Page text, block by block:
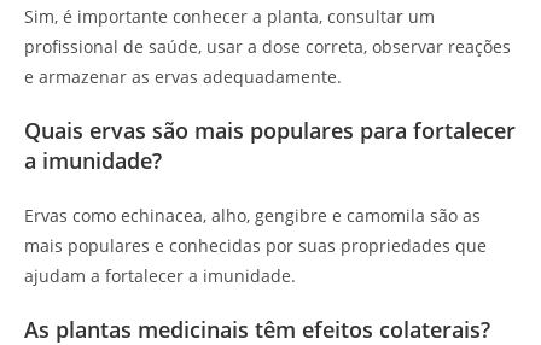
Sim, é importante conhecer a planta, consultar um
profissional de saúde, usar a dose correta, observar reações
e armazenar as ervas adequadamente.
Quais ervas são mais populares para fortalecer
a imunidade?
Ervas como echinacea, alho, gengibre e camomila são as
mais populares e conhecidas por suas propriedades que
ajudam a fortalecer a imunidade.
As plantas medicinais têm efeitos colaterais?